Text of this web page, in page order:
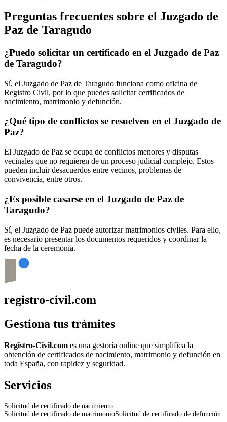
Preguntas frecuentes sobre el Juzgado de
Paz de Taragudo
¿Puedo solicitar un certificado en el Juzgado de Paz
de Taragudo?
Sí, el Juzgado de Paz de Taragudo funciona como oficina de
Registro Civil, por lo que puedes solicitar certificados de
nacimiento, matrimonio y defunción.
¿Qué tipo de conflictos se resuelven en el Juzgado de
Paz?
El Juzgado de Paz se ocupa de conflictos menores y disputas
vecinales que no requieren de un proceso judicial complejo. Estos
pueden incluir desacuerdos entre vecinos, problemas de
convivencia, entre otros.
¿Es posible casarse en el Juzgado de Paz de
Taragudo?
Sí, el Juzgado de Paz puede autorizar matrimonios civiles. Para ello,
es necesario presentar los documentos requeridos y coordinar la
fecha de la ceremonia.
registro-civil.com
Gestiona tus trámites
Registro-Civil.com es una gestoría online que simplifica la
obtención de certificados de nacimiento, matrimonio y defunción en
toda España, con rapidez y seguridad.
Servicios
Solicitud de certificado de nacimiento
Solicitud de certificado de matrimonioSolicitud de certificado de defunción